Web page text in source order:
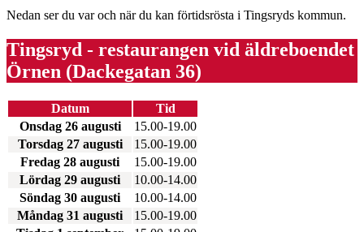
Nedan ser du var och när du kan förtidsrösta i Tingsryds kommun.
Tingsryd - restaurangen vid äldreboendet
Örnen (Dackegatan 36)
Datum
Tid
Onsdag 26 augusti
15.00-19.00
Torsdag 27 augusti
15.00-19.00
Fredag 28 augusti
15.00-19.00
Lördag 29 augusti
10.00-14.00
Söndag 30 augusti
10.00-14.00
Måndag 31 augusti
15.00-19.00